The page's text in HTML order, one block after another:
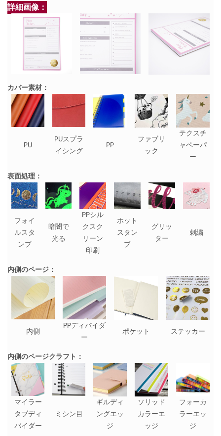
詳細画像：
カバー素材：
PU
PUスプラ
イシング
PP
ファブリ
ック
テクスチ
ャペーパ
ー
表面処理：
フォイ
ルスタ
ンプ
暗闇で
光る
PPシル
クスク
リーン
印刷
ホット
スタン
プ
グリッ
ター
刺繍
内側のページ：
内側
PPディバイダ
ー
ポケット ステッカー
内側のページクラフト：
マイラー
タブディ
バイダー
ミシン目
ギルディ
ングエッ
ジ
ソリッド
カラーエ
ッジ
フォーカ
ラーエッ
ジ